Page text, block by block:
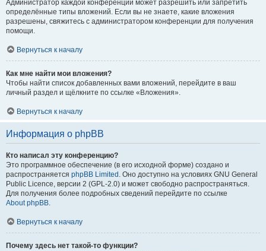
Администратор каждой конференции может разрешить или запретить
определённые типы вложений. Если вы не знаете, какие вложения
разрешены, свяжитесь с администратором конференции для получения
помощи.
Вернуться к началу
Как мне найти мои вложения?
Чтобы найти список добавленных вами вложений, перейдите в ваш
личный раздел и щёлкните по ссылке «Вложения».
Вернуться к началу
Информация о phpBB
Кто написал эту конференцию?
Это программное обеспечение (в его исходной форме) создано и
распространяется phpBB Limited . Оно доступно на условиях GNU General
Public Licence, версии 2 (GPL-2.0) и может свободно распространяться.
Для получения более подробных сведений перейдите по ссылке
About phpBB.
Вернуться к началу
Почему здесь нет такой-то функции?